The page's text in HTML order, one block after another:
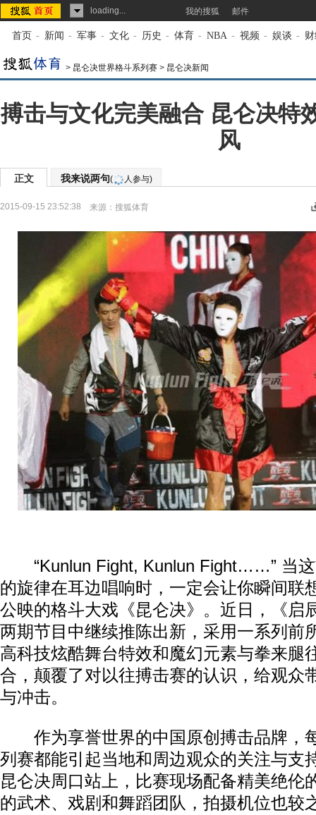
loading... 我的搜狐 邮件
首页 - 新闻 - 军事 - 文化 - 历史 - 体育 - NBA - 视频 - 娱谈 -
> 昆仑决世界格斗系列赛 > 昆仑决新闻
搏击与文化完美融合 昆仑决特
风
正文 我来说两句( 人参与)
2015-09-15 23:52:38 来源： 搜狐体育
“Kunlun Fight, Kunlun Fight……” 当这
的旋律在耳边唱响时，一定会让你瞬间联
公映的格斗大戏《昆仑决》。近日，《启
两期节目中继续推陈出新，采用一系列前
高科技炫酷舞台特效和魔幻元素与拳来腿
合，颠覆了对以往搏击赛的认识，给观众
与冲击。
作为享誉世界的中国原创搏击品牌，
列赛都能引起当地和周边观众的关注与支
昆仑决周口站上，比赛现场配备精美绝伦
的武术、戏剧和舞蹈团队，拍摄机位也较